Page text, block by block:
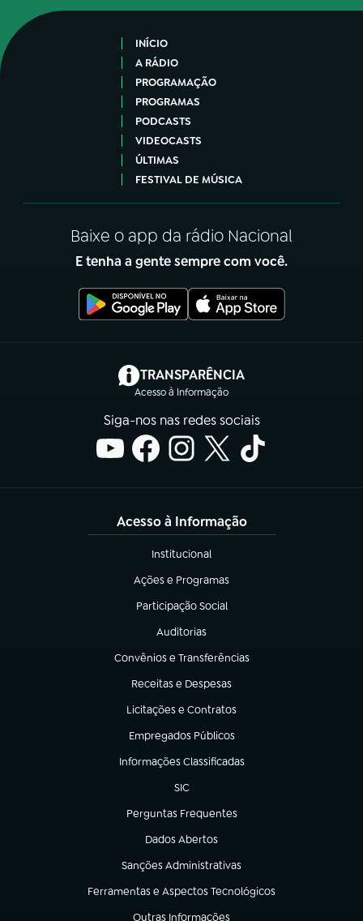
INÍCIO
A RÁDIO
PROGRAMAÇÃO
PROGRAMAS
PODCASTS
VIDEOCASTS
ÚLTIMAS
FESTIVAL DE MÚSICA
Baixe o app da rádio Nacional
E tenha a gente sempre com você.
TRANSPARÊNCIA
Acesso à Informação
(abre em nova aba)
Siga-nos nas redes sociais
Acesso à Informação
Institucional
(abre em nova aba)
Ações e Programas
(abre em nova aba)
Participação Social
(abre em nova aba)
Auditorias
(abre em nova aba)
Convênios e Transferências
(abre em nova aba)
Receitas e Despesas
(abre em nova aba)
Licitações e Contratos
(abre em nova aba)
Empregados Públicos
(abre em nova aba)
Informações Classificadas
(abre em nova aba)
SIC
(abre em nova aba)
Perguntas Frequentes
(abre em nova aba)
Dados Abertos
(abre em nova aba)
Sanções Administrativas
(abre em nova aba)
Ferramentas e Aspectos Tecnológicos
(abre em nova aba)
Outras Informações